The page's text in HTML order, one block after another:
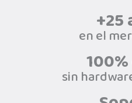
+25
en el
sin